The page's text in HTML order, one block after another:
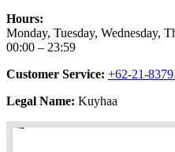
Hours:
Monday, Tuesday, Wednesday,
00:00 – 23:59
Customer Service: +62-21-
Legal Name: Kuyhaa